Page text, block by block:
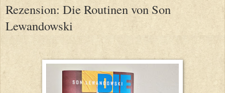
Rezension: Die Routinen von Son
Lewandowski